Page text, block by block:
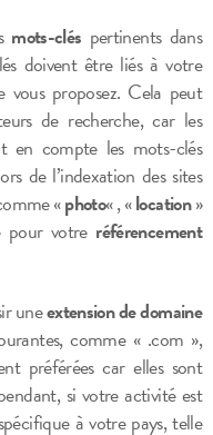
mots-clés pertinents dans
doivent être liés à votre
vous proposez. Cela peut
de recherche, car les
en compte les mots-clés
de l’indexation des sites
«photo« , «location»
votre référencement
uneextension de domaine
comme « .com »,
préférées car elles sont
si votre activité est
à votre pays, telle